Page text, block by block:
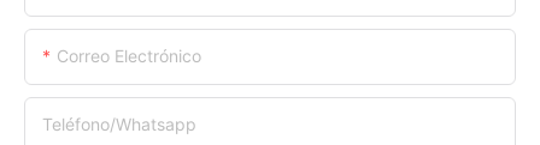
Correo Electrónico
Teléfono/whatsapp